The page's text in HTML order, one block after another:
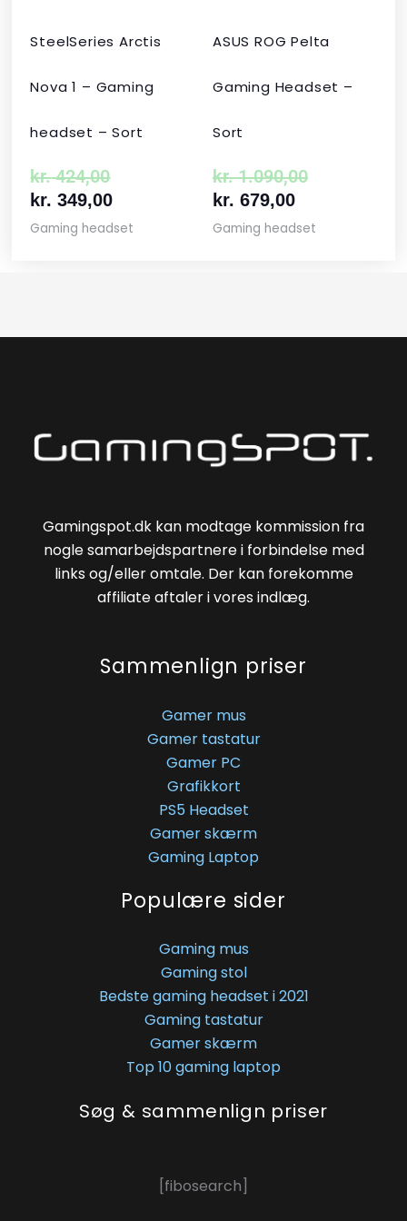
SteelSeries Arctis
Nova 1 – Gaming
headset – Sort
kr.424,00
kr. 349,00
Gaming headset
ASUS ROG Pelta
Gaming Headset –
Sort
kr.1.090,00
kr. 679,00
Gaming headset
Gamingspot.dk kan modtage kommission fra
nogle samarbejdspartnere i forbindelse med
links og/eller omtale. Der kan forekomme
affiliate aftaler i vores indlæg.
Sammenlign priser
Gamer mus
Gamer tastatur
Gamer PC
Grafikkort
PS5 Headset
Gamer skærm
Gaming Laptop
Populære sider
Gaming mus
Gaming stol
Bedste gaming headset i 2021
Gaming tastatur
Gamer skærm
Top 10 gaming laptop
Søg & sammenlign priser
[fibosearch]